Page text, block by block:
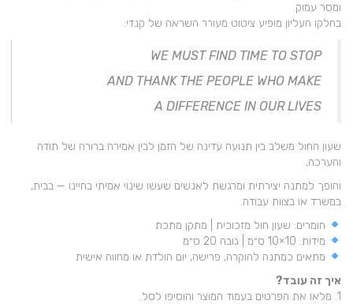
ומסר עמוק.
בחלקו העליון מופיע ציטוט מעורר השראה של קנדי:
WE MUST FIND TIME TO STOP
AND THANK THE PEOPLE WHO MAKE
A DIFFERENCE IN OUR LIVES
שעון החול משלב בין תנועה עדינה של הזמן לבין אמירה ברורה של תודה
והערכה,
והופך למתנה יצירתית ומרגשת לאנשים שעשו שינוי אמיתי בחיינו — בבית,
במשרד או בצוות עבודה.
חומרים: שעון חול מזכוכית | מתקן מתכת
מידות: 10×10 ס״מ | גובה 20 ס״מ
מתאים כמתנה להוקרה, פרישה, יום הולדת או מחווה אישית
איך זה עובד?
1. מלאו את הפרטים בעמוד המוצר והוסיפו לסל.